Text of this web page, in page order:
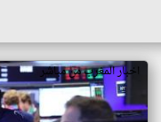
اخبار المغرب من مباشر